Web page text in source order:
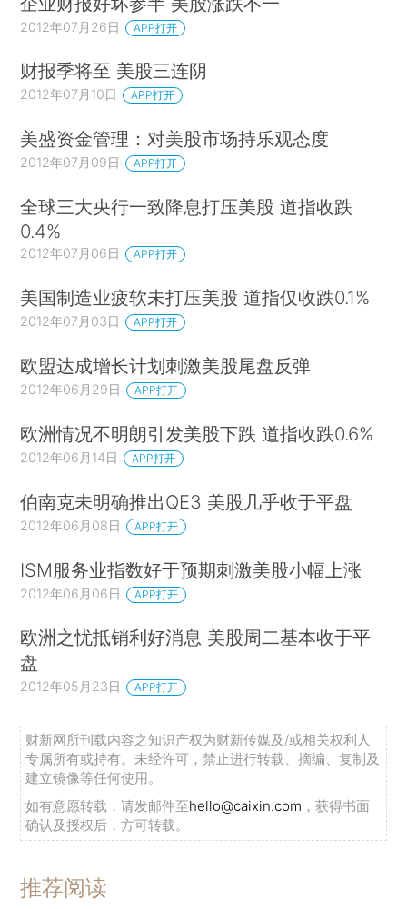
2012年07月26日 APP打开
财报季将至 美股三连阴
2012年07月10日 APP打开
美盛资金管理：对美股市场持乐观态度
2012年07月09日 APP打开
全球三大央行一致降息打压美股 道指收跌
0.4%
2012年07月06日 APP打开
美国制造业疲软未打压美股 道指仅收跌0.1%
2012年07月03日 APP打开
欧盟达成增长计划刺激美股尾盘反弹
2012年06月29日 APP打开
欧洲情况不明朗引发美股下跌 道指收跌0.6%
2012年06月14日 APP打开
伯南克未明确推出QE3 美股几乎收于平盘
2012年06月08日 APP打开
ISM服务业指数好于预期刺激美股小幅上涨
2012年06月06日 APP打开
欧洲之忧抵销利好消息 美股周二基本收于平
盘
2012年05月23日 APP打开
财新网所刊载内容之知识产权为财新传媒及/或相关权利人
专属所有或持有。未经许可，禁止进行转载、摘编、复制及
建立镜像等任何使用。
如有意愿转载，请发邮件至hello@caixin.com ，获得书面
确认及授权后，方可转载。
推荐阅读